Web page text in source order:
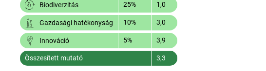
Biodiverzitás 25% 1,0
Gazdasági hatékonyság 10% 3,0
Innováció 5% 3,9
Összesített mutató 3,3